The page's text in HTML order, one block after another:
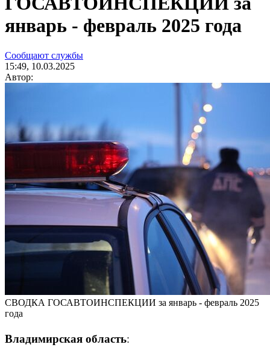
январь - февраль 2025 года
Сообщают службы
15:49, 10.03.2025
Автор:
СВОДКА ГОСАВТОИНСПЕКЦИИ за январь - февраль 2025
года
Владимирская область: